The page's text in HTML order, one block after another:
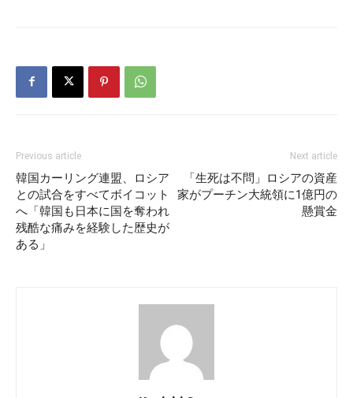
Previous article
韓国カーリング連盟、ロシア
との試合をすべてボイコット
へ「韓国も日本に国を奪われ
残酷な痛みを経験した歴史が
ある」
Next article
「生死は不問」ロシアの資産
家がプーチン大統領に1億円の
懸賞金